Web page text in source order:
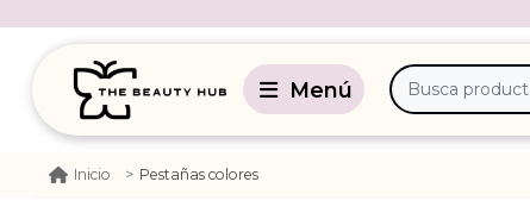
Inicio Pestañas colores